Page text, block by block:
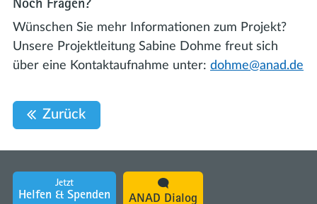
Wünschen Sie mehr Informationen zum Projekt?
Unsere Projektleitung Sabine Dohme freut sich
über eine Kontaktaufnahme unter: dohme@anad.de
Zurück
Jetzt
Helfen & Spenden ANAD Dialog